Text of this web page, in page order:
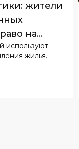
жители
на
используют
жилья.